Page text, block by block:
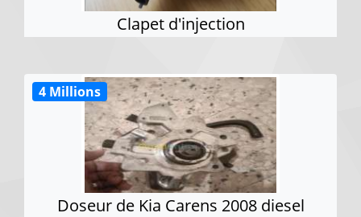
Clapet d'injection
Doseur de Kia Carens 2008 diesel
4 Millions